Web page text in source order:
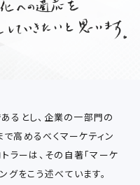
るとし、企業の⼀部⾨の
⾼めるべくマーケティン
ラーは、その⾃著「マーケ
グをこう述べています。